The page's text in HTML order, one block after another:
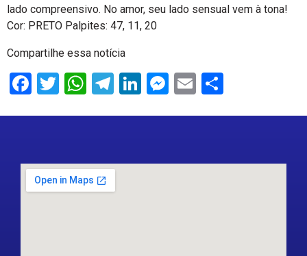
lado compreensivo. No amor, seu lado sensual vem à tona!
Cor: PRETO Palpites: 47, 11, 20
Compartilhe essa notícia
Facebook
Twitter
WhatsApp
Telegram
LinkedIn
Messenger
Email